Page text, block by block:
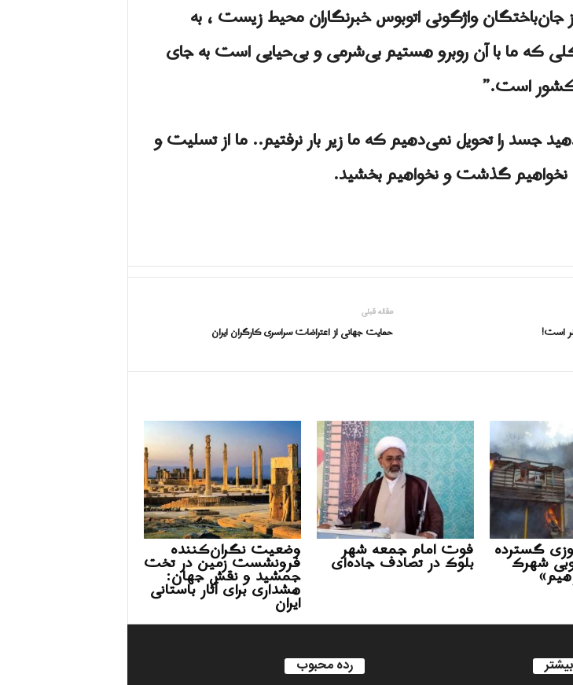
واژگونی اتوبوس خبرنگاران محیط زیست ، به
ما با آن روبرو هستیم بی‌شرمی و بی‌حیایی است به جای
کشور است.”
جسد را تحویل نمی‌دهیم که ما زیر بار نرفتیم.. ما از تسلیت و
نخواهیم گذشت و نخواهیم بخشید.
مقاله قبلی
حمایت جهانی از اعتراضات سراسری کارگران ایران است!
وضعیت نگران‌کننده
فرونشست زمین در تخت
جمشید و نقش جهان:
هشداری برای آثار باستانی
ایران
فوت امام جمعه شهر
بلوک در تصادف جاده‌ای گسترده
شهرک
رده محبوب